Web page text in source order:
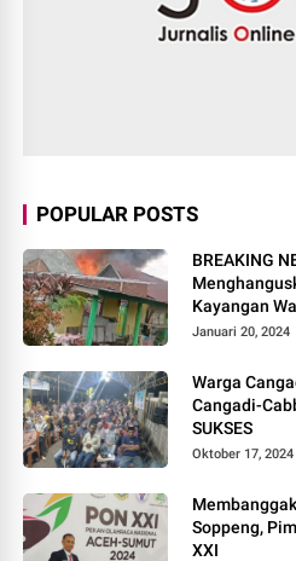
POPULAR POSTS
BREAKING
Kayangan
Januari 20, 2024
Warga
Cangadi-
SUKSES
Oktober 17, 2024
Soppeng,
XXI